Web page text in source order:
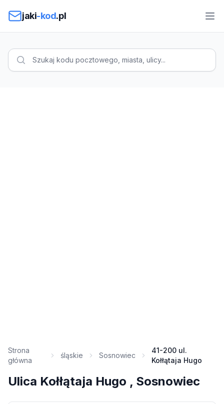
jaki-kod.pl
Strona
główna
śląskie Sosnowiec
41-200 ul.
Kołłątaja Hugo
Ulica Kołłątaja Hugo , Sosnowiec